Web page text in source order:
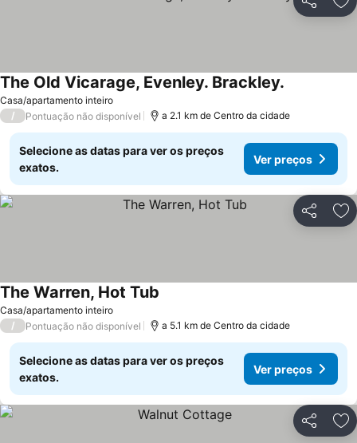
Partilhar
Casa/apartamento inteiro
The Old Vicarage, Evenley. Brackley.
/ Pontuação não disponível a 2.1 km de Centro da cidade
Selecione as datas para ver os preços
exatos.
Ver preços
Partilhar
Casa/apartamento inteiro
The Warren, Hot Tub
/ Pontuação não disponível a 5.1 km de Centro da cidade
Selecione as datas para ver os preços
exatos.
Ver preços
Partilhar